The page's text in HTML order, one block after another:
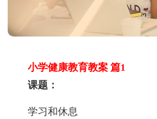
小学健康教育教案 篇1
课题：
学习和休息